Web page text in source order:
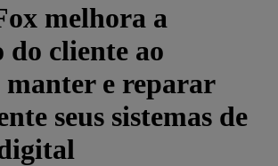
melhora a
do cliente ao
e reparar
seus sistemas de